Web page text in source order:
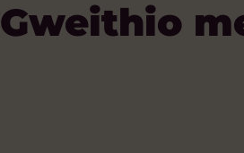
Gweithio